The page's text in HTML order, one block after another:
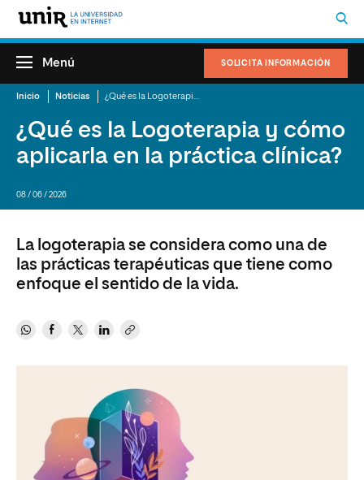
SOLICITA INFORMACIÓN
Menú
Inicio Noticias
¿Qué es la Logoterapia y cómo
aplicarla en la práctica clínica?
08 / 06 / 2026
La logoterapia se considera como una de
las prácticas terapéuticas que tiene como
enfoque el sentido de la vida.